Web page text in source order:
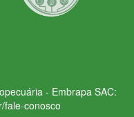
- Embrapa SAC:
fale-conosco